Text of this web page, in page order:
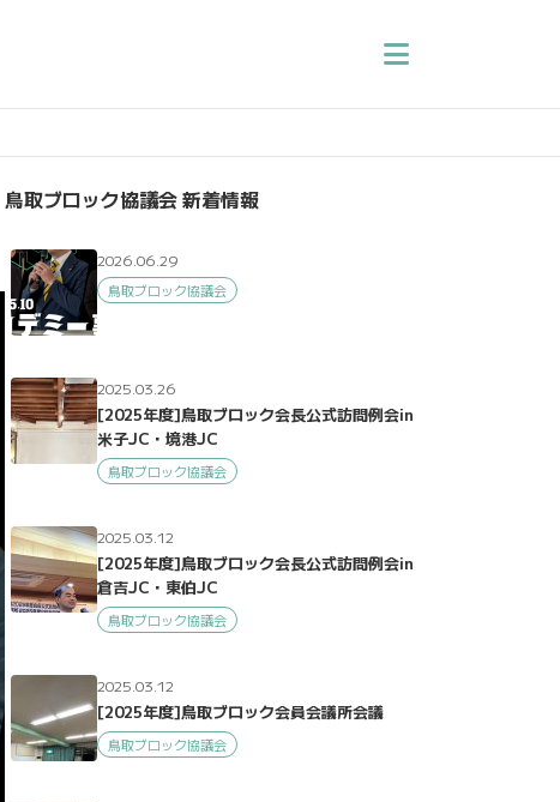
鳥取ブロック協議会 新着情報
2026.06.29
鳥取ブロック協議会
2025.03.26
[2025年度]鳥取ブロック会長公式訪問例会in
米子JC・境港JC
鳥取ブロック協議会
2025.03.12
[2025年度]鳥取ブロック会長公式訪問例会in
倉吉JC・東伯JC
鳥取ブロック協議会
2025.03.12
[2025年度]鳥取ブロック会員会議所会議
鳥取ブロック協議会